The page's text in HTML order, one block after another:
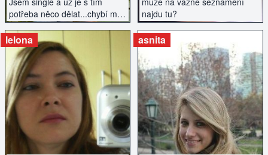
potřeba něco dělat...chybí mi
mužská náruč.
najdu tu?
lelona
ZOBRAZIT INZERÁT
asnita
ZOBRAZIT INZERÁT